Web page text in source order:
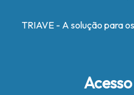
TRIAVE - A solução para